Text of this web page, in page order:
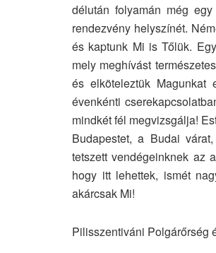
délután folyamán még
rendezvény helyszínét.
és kaptunk Mi is Tőlük.
mely meghívást
és elköteleztük Magunkat
évenkénti
mindkét fél megvizsgálja!
Budapestet, a Budai
tetszett vendégeinknek az
hogy itt lehettek, ismét
akárcsak Mi!
Pilisszentiváni Polgárőrség